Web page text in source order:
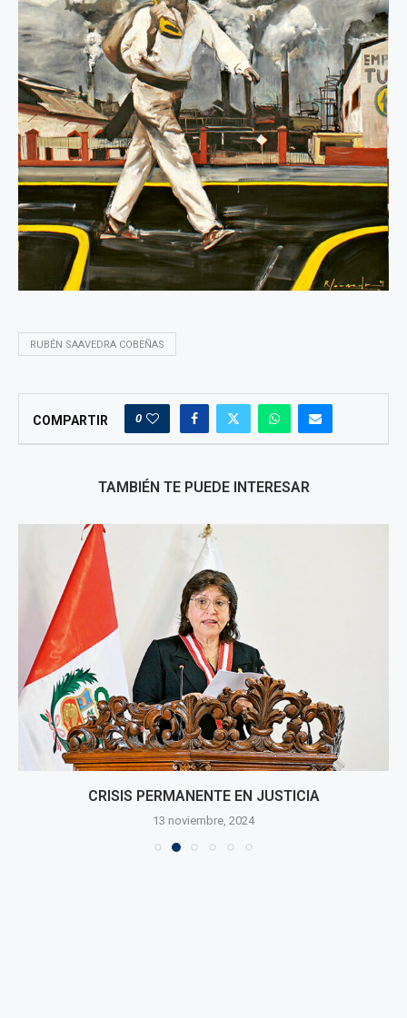
RUBÉN SAAVEDRA COBEÑAS
COMPARTIR 0
TAMBIÉN TE PUEDE INTERESAR
CRISIS PERMANENTE EN JUSTICIA
13 noviembre, 2024